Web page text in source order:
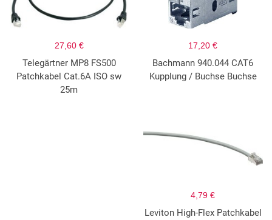
27,60 €
Telegärtner MP8 FS500
Patchkabel Cat.6A ISO sw
25m
17,20 €
Bachmann 940.044 CAT6
Kupplung / Buchse Buchse
4,79 €
Leviton High-Flex Patchkabel